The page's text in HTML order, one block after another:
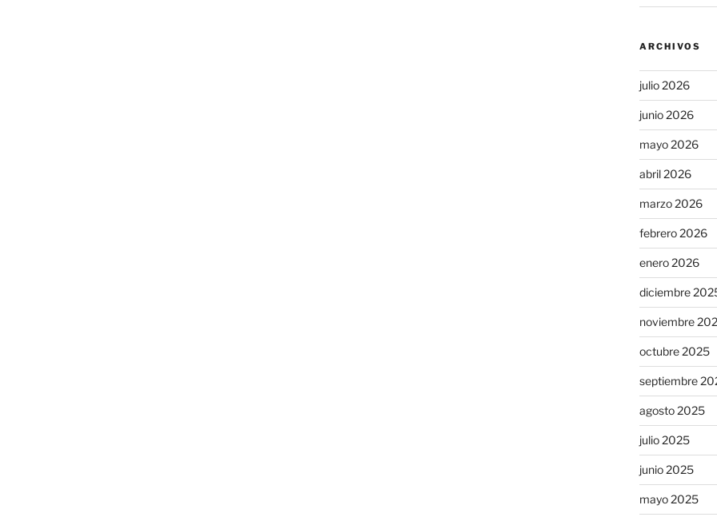
ARCHIVOS
julio 2026
junio 2026
mayo 2026
abril 2026
marzo 2026
febrero 2026
enero 2026
diciembre
noviembre
octubre 2025
septiembre
agosto 2025
julio 2025
junio 2025
mayo 2025